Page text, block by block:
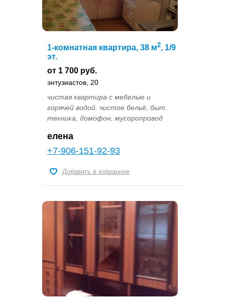
1-комнатная квартира, 38 м2, 1/9
эт.
от 1 700 руб.
энтузиастов, 20
чистая квартира с мебелью и
горячей водой. чистое бельё, быт.
техника, домофон, мусоропровод
елена
+7-906-151-92-93
Добавить в избранное